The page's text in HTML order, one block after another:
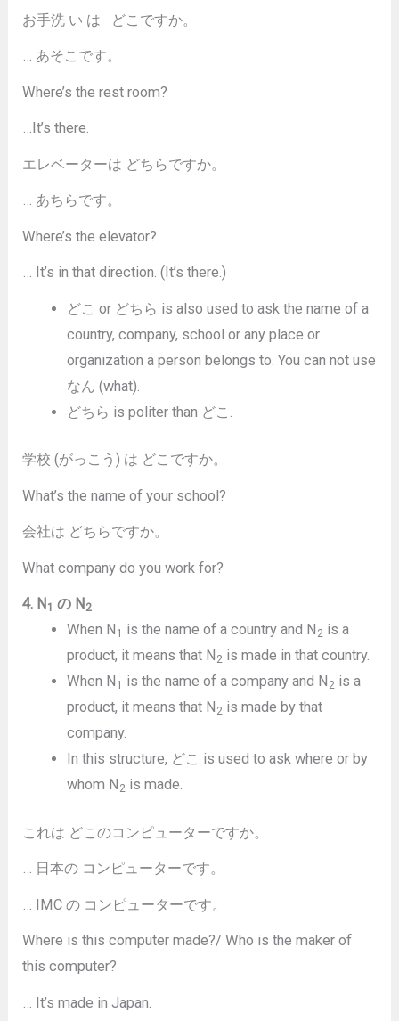
お手洗 い は どこですか。
… あそこです。
Where’s the rest room?
…It’s there.
エレベーターは どちらですか。
… あちらです。
Where’s the elevator?
… It’s in that direction. (It’s there.)
どこ or どちら is also used to ask the name of a
country, company, school or any place or
organization a person belongs to. You can not use
なん (what).
どちら is politer than どこ.
学校 (がっこう) は どこですか。
What’s the name of your school?
会社は どちらですか。
What company do you work for?
4. N1 の N2
When N 1 is the name of a country and N 2 is a
product, it means that N 2 is made in that country.
When N 1 is the name of a company and N 2 is a
product, it means that N 2 is made by that
company.
In this structure, どこ is used to ask where or by
whom N 2 is made.
これは どこのコンピューターですか。
… 日本の コンピューターです。
… IMC の コンピューターです。
Where is this computer made?/ Who is the maker of
this computer?
… It’s made in Japan.